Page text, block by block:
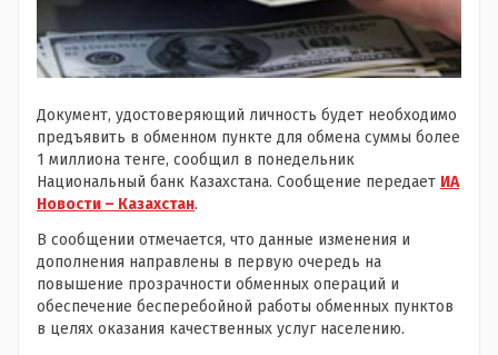
Документ, удостоверяющий личность будет необходимо
предъявить в обменном пункте для обмена суммы более
1 миллиона тенге, сообщил в понедельник
Национальный банк Казахстана. Сообщение передает ИА
Новости – Казахстан.
В сообщении отмечается, что данные изменения и
дополнения направлены в первую очередь на
повышение прозрачности обменных операций и
обеспечение бесперебойной работы обменных пунктов
в целях оказания качественных услуг населению.